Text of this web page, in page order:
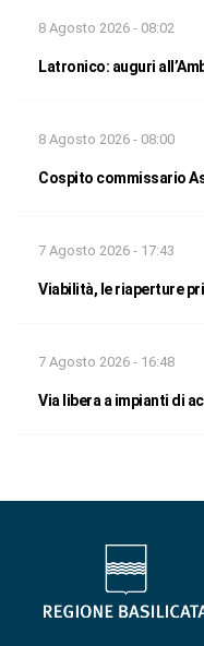
8 Agosto 2026 - 08:02
Latronico: auguri
8 Agosto 2026 - 08:00
Cospito commissario
7 Agosto 2026 - 17:43
Viabilità, le riaperture
7 Agosto 2026 - 16:48
Via libera a impianti di